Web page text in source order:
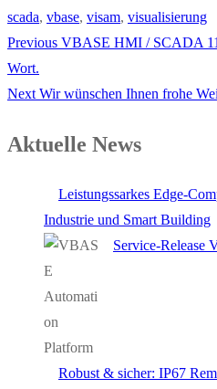
scada, vbase, visam, visualisierung
Previous VBASE HMI / SCADA
Wort.
Next Wir wünschen Ihnen frohe
Aktuelle News
Leistungssarkes Edge-
Industrie und Smart Building
Service-Release
Robust & sicher: IP67